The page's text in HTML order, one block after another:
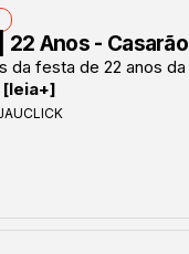
22 Anos -
da festa de 22 anos da
[leia+]